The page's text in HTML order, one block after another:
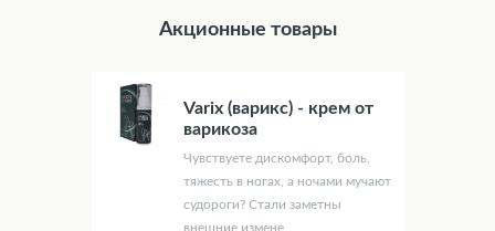
Акционные товары
Varix (варикс) - крем от
варикоза
Чувствуете дискомфорт, боль,
тяжесть в ногах, а ночами мучают
судороги? Стали заметны
внешние измене...